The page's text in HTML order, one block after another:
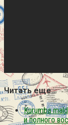
Читать еще…
Kurumba
и полного